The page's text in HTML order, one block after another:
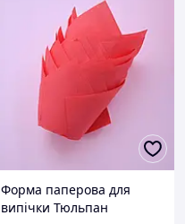
Форма паперова для
випічки Тюльпан